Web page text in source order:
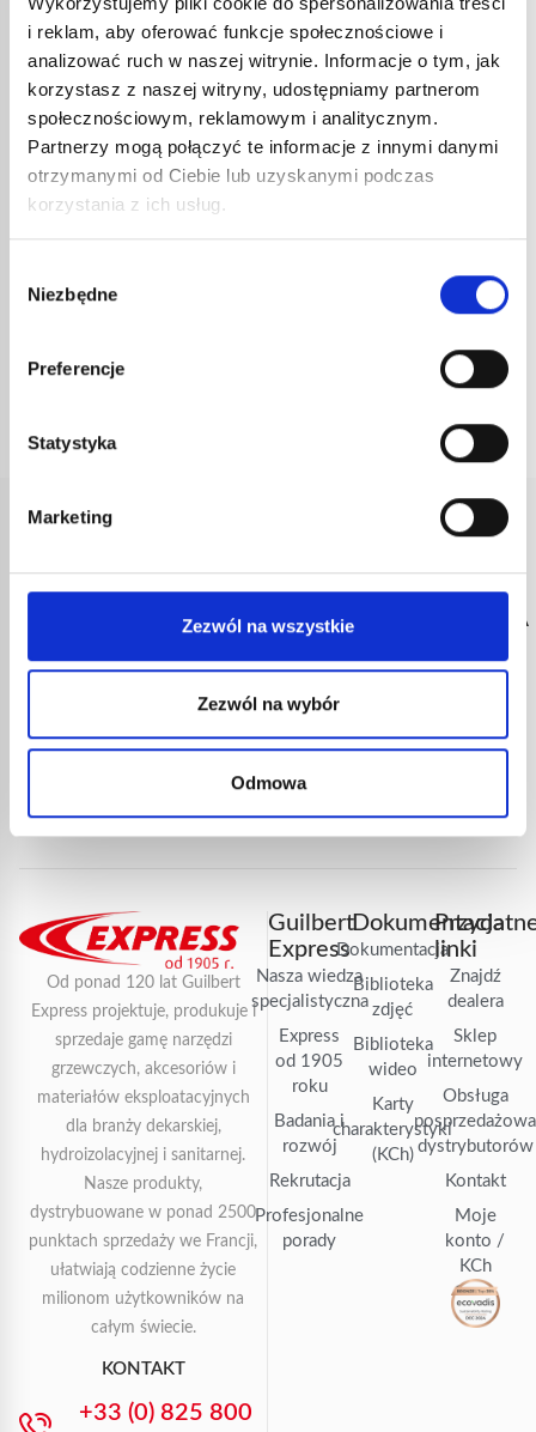
i reklam, aby oferować funkcje społecznościowe i
analizować ruch w naszej witrynie. Informacje o tym, jak
korzystasz z naszej witryny, udostępniamy partnerom
społecznościowym, reklamowym i analitycznym.
Partnerzy mogą połączyć te informacje z innymi danymi
otrzymanymi od Ciebie lub uzyskanymi podczas
korzystania z ich usług.
zgody
Niezbędne
Preferencje
Statystyka
Marketing
Zezwól na wszystkie
Zezwól na wybór
Odmowa
Wszystkie nasze artykuły i porady ekspertów
można znaleźć w sekcji Expresspro tips.
Zobacz inne artykuły
Katalog online
SZYBKA
wysyłane w
rzeczywistym.
BEZPIECZNA
PŁATNOŚĆ
chronione przez
ulepszone
OBSŁUGA
KLIENTA
techniczne od
specjalistów od
2-LETNIA
GWARANCJA
nasze produkty
Express.
Od ponad 120 lat Guilbert
Express projektuje, produkuje i
sprzedaje gamę narzędzi
grzewczych, akcesoriów i
materiałów eksploatacyjnych
dla branży dekarskiej,
hydroizolacyjnej i sanitarnej.
Nasze produkty,
dystrybuowane w ponad 2500
punktach sprzedaży we Francji,
ułatwiają codzienne życie
milionom użytkowników na
całym świecie.
KONTAKT
+33 (0) 825 800
Guilbert
Express
Nasza wiedza
specjalistyczna
Express
od 1905
roku
Badania i
rozwój
Rekrutacja
Profesjonalne
porady
Dokumentacja
Dokumentacja
Biblioteka
zdjęć
Biblioteka
wideo
Karty
charakterystyki
(KCh)
linki
Znajdź
dealera
Sklep
internetowy
Obsługa
posprzedażowa
dystrybutorów
Kontakt
Moje
konto /
KCh